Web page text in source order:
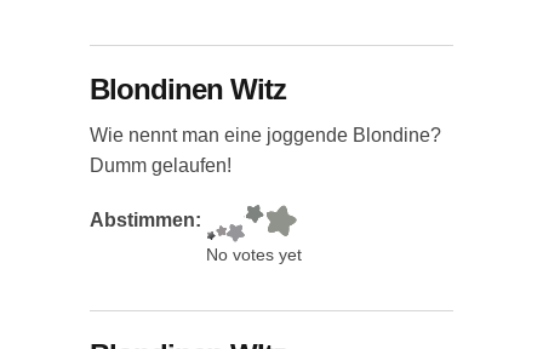
Blondinen Witz
Wie nennt man eine joggende Blondine?
Dumm gelaufen!
Abstimmen:
No votes yet